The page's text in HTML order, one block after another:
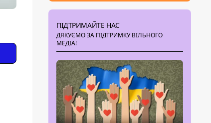
ПІДТРИМАЙТЕ НАС
ДЯКУЄМО ЗА ПІДТРИМКУ ВІЛЬНОГО
МЕДІА!